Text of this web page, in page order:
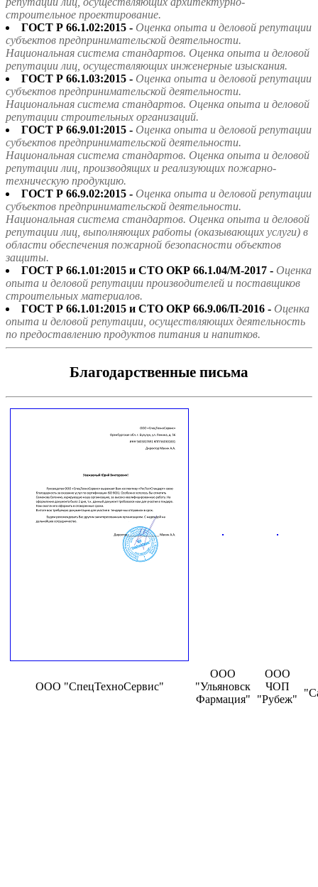
строительное проектирование.
ГОСТ Р 66.1.02:2015 - Оценка опыта и деловой репутации
субъектов предпринимательской деятельности.
Национальная система стандартов. Оценка опыта и деловой
репутации лиц, осуществляющих инженерные изыскания.
ГОСТ Р 66.1.03:2015 - Оценка опыта и деловой репутации
субъектов предпринимательской деятельности.
Национальная система стандартов. Оценка опыта и деловой
репутации строительных организаций.
ГОСТ Р 66.9.01:2015 - Оценка опыта и деловой репутации
субъектов предпринимательской деятельности.
Национальная система стандартов. Оценка опыта и деловой
репутации лиц, производящих и реализующих пожарно-
техническую продукцию.
ГОСТ Р 66.9.02:2015 - Оценка опыта и деловой репутации
субъектов предпринимательской деятельности.
Национальная система стандартов. Оценка опыта и деловой
репутации лиц, выполняющих работы (оказывающих услуги) в
области обеспечения пожарной безопасности объектов
защиты.
ГОСТ Р 66.1.01:2015 и СТО ОКР 66.1.04/М-2017 - Оценка
опыта и деловой репутации производителей и поставщиков
строительных материалов.
ГОСТ Р 66.1.01:2015 и СТО ОКР 66.9.06/П-2016 - Оценка
опыта и деловой репутации, осуществляющих деятельность
по предоставлению продуктов питания и напитков.
Благодарственные письма
ООО "СпецТехноСервис"
ООО
"Ульяновск
Фармация"
ООО
ЧОП
"Рубеж"